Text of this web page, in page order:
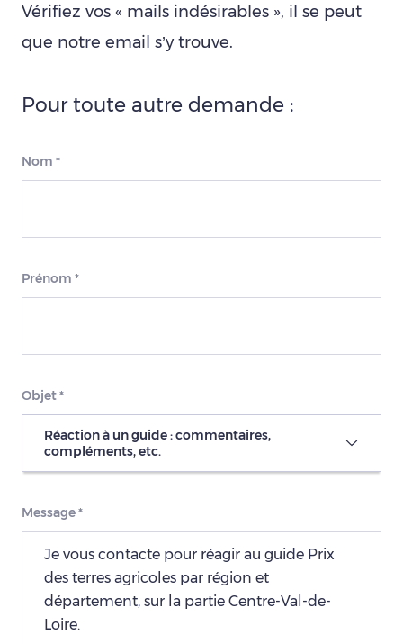
Vérifiez vos « mails indésirables », il se peut
que notre email s’y trouve.
Pour toute autre demande :
Nom *
Prénom *
Objet*
Réaction à un guide : commentaires,
compléments, etc.
Message*